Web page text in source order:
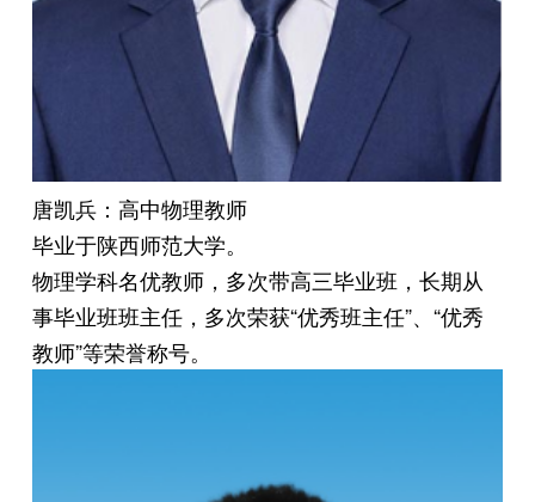
唐凯兵：高中物理教师
毕业于陕西师范大学。
物理学科名优教师，多次带高三毕业班，长期从
事毕业班班主任，多次荣获“优秀班主任”、“优秀
教师”等荣誉称号。